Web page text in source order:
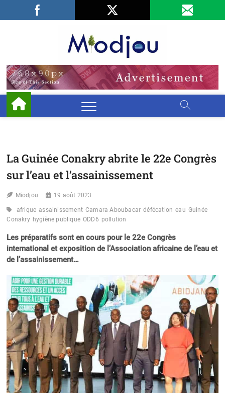
Facebook
LinkedIn
La Guinée Conakry abrite le 22e Congrès
sur l’eau et l’assainissement
Miodjou 19 août 2023
afrique assainissement Camara Aboubacar défécation eau Guinée
Conakry hygiène publique ODD6 pollution
Les préparatifs sont en cours pour le 22e Congrès
international et exposition de l’Association africaine de l’eau et
de l’assainissement…